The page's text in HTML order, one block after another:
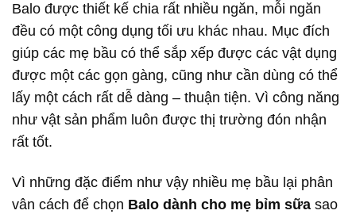
Balo được thiết kế chia rất nhiều ngăn, mỗi ngăn
đều có một công dụng tối ưu khác nhau. Mục đích
giúp các mẹ bầu có thể sắp xếp được các vật dụng
được một các gọn gàng, cũng như cần dùng có thể
lấy một cách rất dễ dàng – thuận tiện. Vì công năng
như vật sản phẩm luôn được thị trường đón nhận
rất tốt.
Vì những đặc điểm như vậy nhiều mẹ bầu lại phân
vân cách để chọn Balo dành cho mẹ bỉm sữa sao